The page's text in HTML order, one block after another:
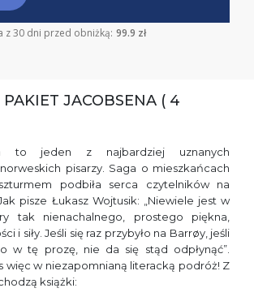
z 30 dni przed obniżką: 99.9 zł
JACOBSENA ( 4
to jeden z najbardziej uznanych
pisarzy. Saga o mieszkańcach
podbiła serca czytelników na
pisze Łukasz Wojtusik: „Niewiele jest w
tak nienachalnego, prostego piękna,
i siły. Jeśli się raz przybyło na Barrøy, jeśli
w tę prozę, nie da się stąd odpłynąć”.
więc w niezapomnianą literacką podróż! Z
książki: